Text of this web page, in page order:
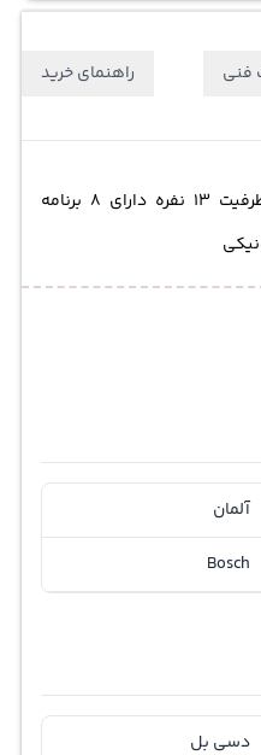
فنی
راهنمای خرید
ظرفشویی بوش SMS8ZDI86Q ظرفیت 13 نفره دارای 8 برنامه
آلمان
Bosch
دسی بل